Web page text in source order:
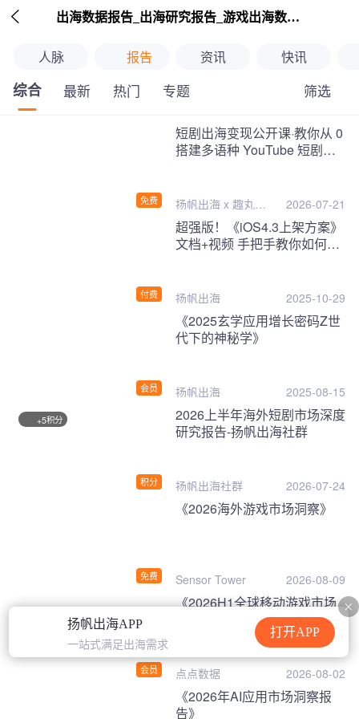
扬帆出海APP
一站式满足出海需求
打开APP
 出海数据报告_出海研究报告_游戏出海数据报告_海外趋势分析-扬帆出海
人脉 报告 资讯 快讯
综合 最新 热门 专题 筛选
继续下拉刷新
免费
短剧出海变现公开课·教你从 0
搭建多语种 YouTube 短剧频
扬帆出海 x 趣丸千 2026-07-21
付费
超强版！《iOS4.3上架方案》
文档+视频 手把手教你如何一
扬帆出海 2025-10-29
会员
《2025玄学应用增长密码Z世
代下的神秘学》
扬帆出海 2025-08-15
+5积分
积分
2026上半年海外短剧市场深度
研究报告-扬帆出海社群
扬帆出海社群 2026-07-24
免费
《2026海外游戏市场洞察》
Sensor Tower 2026-08-09
会员
《2026H1全球移动游戏市场
点点数据 2026-08-02
《2026年AI应用市场洞察报
告》